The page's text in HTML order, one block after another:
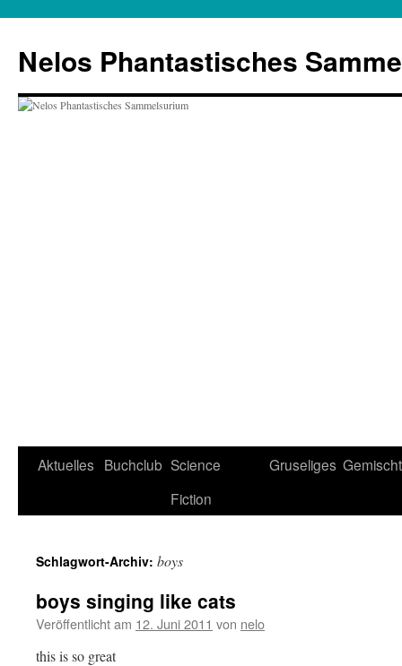
springen
Nelos Phantastisches
Aktuelles Buchclub Science
Fiction
Gruseliges
Schlagwort-Archiv: boys
boys singing like cats
Veröffentlicht am 12. Juni 2011 von nelo
this is so great